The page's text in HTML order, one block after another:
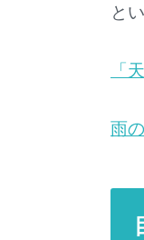
と
「
雨